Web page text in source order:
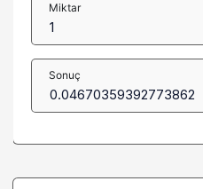
Miktar
Sonuç